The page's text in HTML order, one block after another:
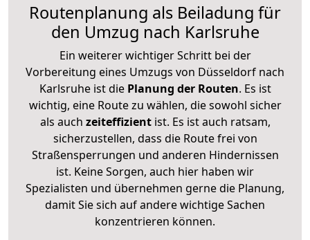
Routenplanung als Beiladung für
den Umzug nach Karlsruhe
Ein weiterer wichtiger Schritt bei der
Vorbereitung eines Umzugs von Düsseldorf nach
Karlsruhe ist diePlanung der Routen. Es ist
wichtig, eine Route zu wählen, die sowohl sicher
als auch zeiteffizientist. Es ist auch ratsam,
sicherzustellen, dass die Route frei von
Straßensperrungen und anderen Hindernissen
ist. Keine Sorgen, auch hier haben wir
Spezialisten und übernehmen gerne die Planung,
damit Sie sich auf andere wichtige Sachen
konzentrieren können.